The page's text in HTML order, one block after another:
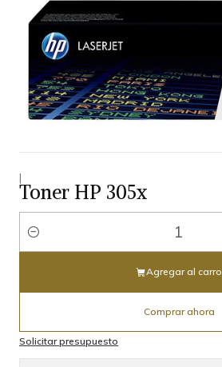
|
Toner HP 305x
Cantidad
Agregar al carro
Comprar ahora
Solicitar presupuesto